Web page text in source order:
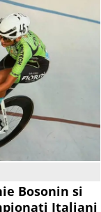
Bosonin si
Italiani